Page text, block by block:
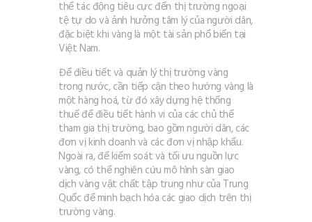
thể tác động tiêu cực đến thị trường ngoại
tệ tự do và ảnh hưởng tâm lý của người dân,
đặc biệt khi vàng là một tài sản phổ biến tại
Việt Nam.
Để điều tiết và quản lý thị trường vàng
trong nước, cần tiếp cận theo hướng vàng là
một hàng hoá, từ đó xây dựng hệ thống
thuế để điều tiết hành vi của các chủ thể
tham gia thị trường, bao gồm người dân, các
đơn vị kinh doanh và các đơn vị nhập khẩu.
Ngoài ra, để kiểm soát và tối ưu nguồn lực
vàng, có thể nghiên cứu mô hình sàn giao
dịch vàng vật chất tập trung như của Trung
Quốc để minh bạch hóa các giao dịch trên thị
trường vàng.